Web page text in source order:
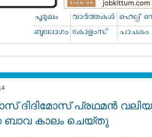
ദിദിമോസ് പ്രഥമന്‍ വലിയ
ബാവ കാലം ചെയ്തു